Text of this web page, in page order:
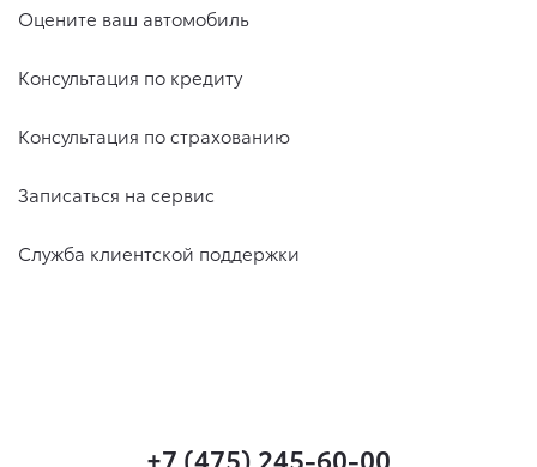
Оцените ваш автомобиль
Консультация по кредиту
Консультация по страхованию
Записаться на сервис
Служба клиентской поддержки
+7 (475) 245-60-00